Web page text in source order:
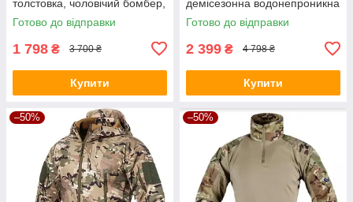
толстовка, чоловічий бомбер,
камуфляж мультикам
Готово до відправки
1 798 ₴ 3 700 ₴
Купити
демісезонна водонепроникна
мультикам для військових.
Готово до відправки
2 399 ₴ 4 798 ₴
Купити
–50% –50%